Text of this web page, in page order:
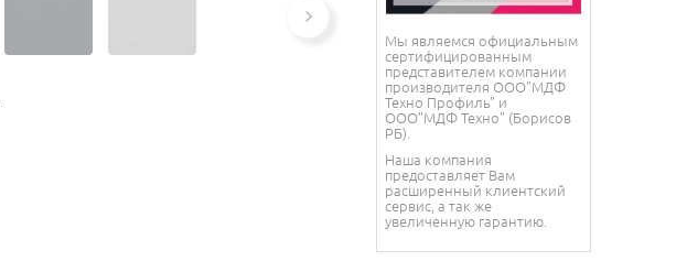
Мы являемся официальным
сертифицированным
представителем компании
производителя ООО"МДФ
Техно Профиль" и
ООО"МДФ Техно" (Борисов
РБ).
Наша компания
предоставляет Вам
расширенный клиентский
сервис, а так же
увеличенную гарантию.